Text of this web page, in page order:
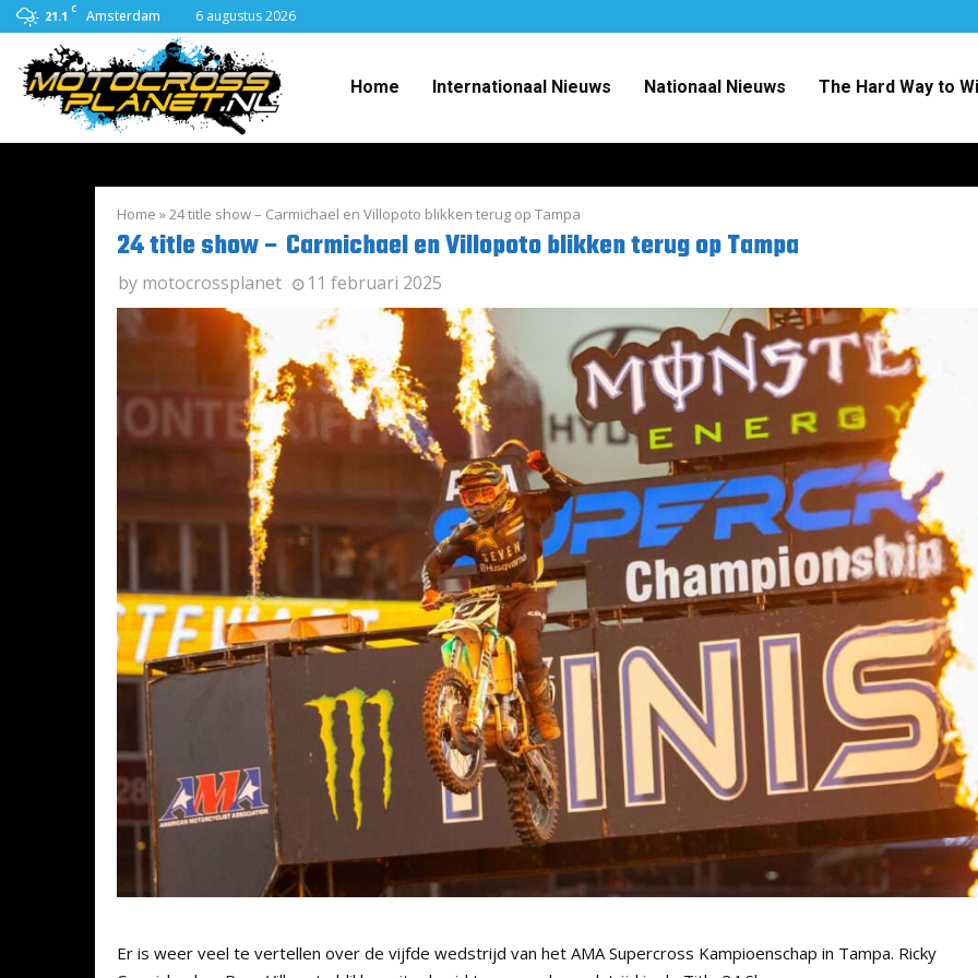
21.1 C Amsterdam 6 augustus 2026
Home Internationaal Nieuws Nationaal Nieuws The Hard Way to
Home »24 title show – Carmichael en Villopoto blikken terug op Tampa
24 title show – Carmichael en Villopoto blikken terug op Tampa
by motocrossplanet 11 februari 2025
Er is weer veel te vertellen over de vijfde wedstrijd van het AMA Supercross Kampioenschap in Tampa. Ricky